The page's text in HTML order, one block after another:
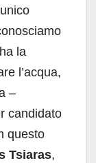
la
l’acqua,
–
candidato
questo
Tsiaras,